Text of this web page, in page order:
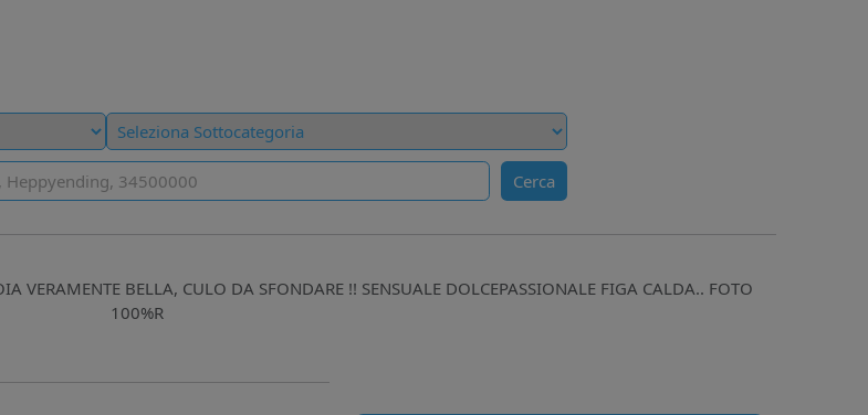
Cerca
BELLA, CULO DA SFONDARE !! SENSUALE DOLCEPASSIONALE FIGA CALDA.. FOTO
100%R